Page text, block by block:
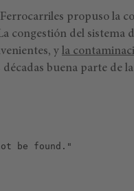
propuso la
congestión del sistema
y la
buena parte de